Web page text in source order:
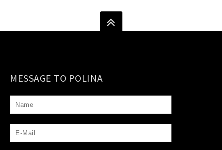
MESSAGE TO POLINA